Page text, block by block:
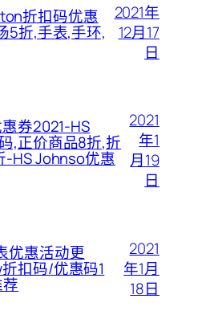
折扣码优惠
5折,手表,手环,
2021年
12月17
日
券2021-HS
,正价商品8折,折
HS Johnso优惠
2021
年1
月19
日
优惠活动更
扣码/优惠码1
2021
年1月
18日